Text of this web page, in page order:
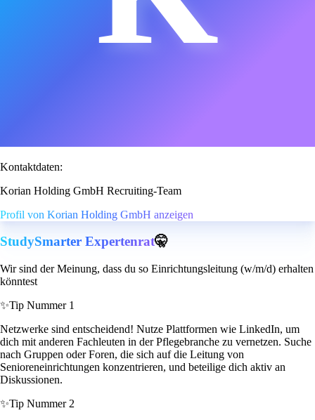
Kontaktdaten:
Korian Holding GmbH Recruiting-Team
Profil von Korian Holding GmbH anzeigen
StudySmarter Expertenrat🤫
Wir sind der Meinung, dass du so Einrichtungsleitung (w/m/d) erhalten
könntest
✨Tip Nummer 1
Netzwerke sind entscheidend! Nutze Plattformen wie LinkedIn, um
dich mit anderen Fachleuten in der Pflegebranche zu vernetzen. Suche
nach Gruppen oder Foren, die sich auf die Leitung von
Senioreneinrichtungen konzentrieren, und beteilige dich aktiv an
Diskussionen.
✨Tip Nummer 2